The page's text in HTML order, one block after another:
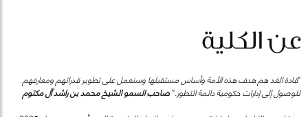
عن الكلية
"قادة الغد هم هدف هذه الأمة وأساس مستقبلها وسنعمل على تطوير قدراتهم ومعارفهم
للوصول إلى إدارات حكومية دائمة التطور."صاحب السمو الشيخ محمد بن راشد آل مكتوم